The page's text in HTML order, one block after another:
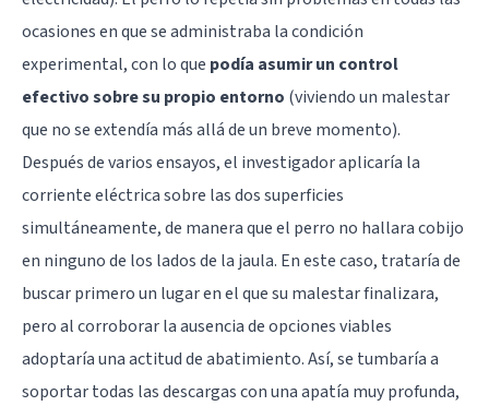
ocasiones en que se administraba la condición
experimental, con lo que podía asumir un control
efectivo sobre su propio entorno (viviendo un malestar
que no se extendía más allá de un breve momento).
Después de varios ensayos, el investigador aplicaría la
corriente eléctrica sobre las dos superficies
simultáneamente, de manera que el perro no hallara cobijo
en ninguno de los lados de la jaula. En este caso, trataría de
buscar primero un lugar en el que su malestar finalizara,
pero al corroborar la ausencia de opciones viables
adoptaría una actitud de abatimiento. Así, se tumbaría a
soportar todas las descargas con una apatía muy profunda,